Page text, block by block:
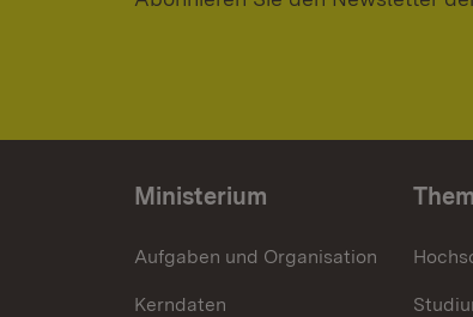
Ministerium
Aufgaben und Organisation
Kerndaten